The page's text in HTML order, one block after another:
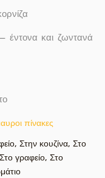
και ζωντανά
πίνακες
, Στην κουζίνα, Στο
Στο γραφείο, Στο